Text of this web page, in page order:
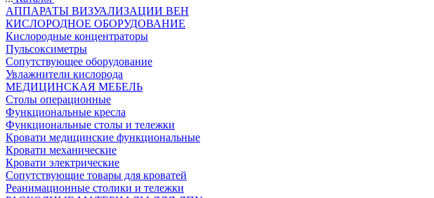
АППАРАТЫ ВИЗУАЛИЗАЦИИ ВЕН
КИСЛОРОДНОЕ ОБОРУДОВАНИЕ
Кислородные концентраторы
Пульсоксиметры
Сопутствующее оборудование
Увлажнители кислорода
МЕДИЦИНСКАЯ МЕБЕЛЬ
Столы операционные
Функциональные кресла
Функциональные столы и тележки
Кровати медицинские функциональные
Кровати механические
Кровати электрические
Сопутствующие товары для кроватей
Реанимационные столики и тележки